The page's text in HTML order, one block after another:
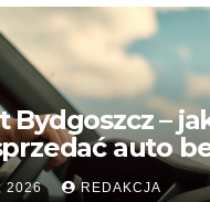
Bydgoszcz –
auto
stan?
2026 REDAKCJA